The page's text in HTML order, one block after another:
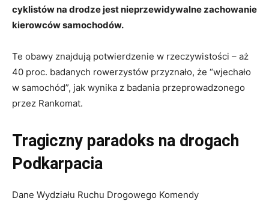
cyklistów na drodze jest nieprzewidywalne zachowanie
kierowców samochodów.
Te obawy znajdują potwierdzenie w rzeczywistości – aż
40 proc. badanych rowerzystów przyznało, że “wjechało
w samochód”, jak wynika z badania przeprowadzonego
przez Rankomat.
Tragiczny paradoks na drogach
Podkarpacia
Dane Wydziału Ruchu Drogowego Komendy